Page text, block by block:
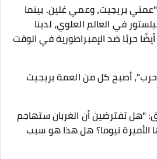
بريجيت، وعمي غلين. بينما
في العالم العلوي، لدينا
حربًا ضد الإمبراطورية في الوقت
أصبح كل من العمة بريجيت
"هل تفترضين أن الغربان ستهاجم
الأميرة نيوما؟ هل هذا هو سبب